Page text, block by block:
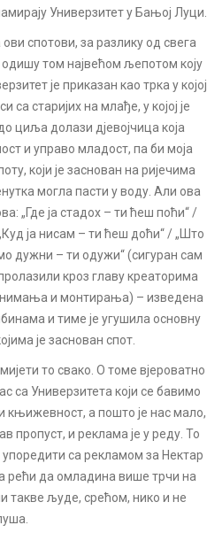
Универзитет у Бањој Луци.
спотови, за разлику од свега
том највећом љепотом коју
је приказан као трка у којој
старијих на млађе, у којој је
циља долази дјевојчица која
и управо младост, па би моја
који је заснован на ријечима
могла пасти у воду. Али ова
„Где ја стадох – ти ћеш поћи“ /
ја нисам – ти ћеш доћи“ / „Што
дужни – ти одужи“ (сигуран сам
кроз главу креаторима
и монтирања) – изведена
и тиме је угушила основну
је заснован спот.
то свако. О томе вјероватно
са Универзитета који се бавимо
књижевност, а пошто је нас мало,
пропуст, и реклама је у реду. То
са рекламом за Нектар
рећи да омладина више трчи на
такве људе, срећом, нико и не